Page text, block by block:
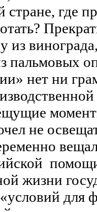
стране, где
из
пальмовых
нет ни
не
жизни
для